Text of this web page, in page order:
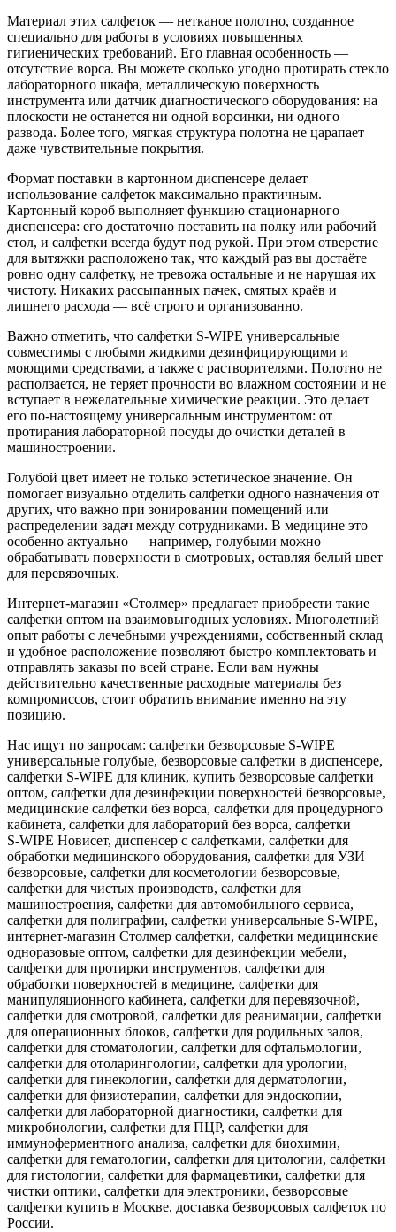
Материал этих салфеток — нетканое полотно, созданное
специально для работы в условиях повышенных
гигиенических требований. Его главная особенность —
отсутствие ворса. Вы можете сколько угодно протирать стекло
лабораторного шкафа, металлическую поверхность
инструмента или датчик диагностического оборудования: на
плоскости не останется ни одной ворсинки, ни одного
развода. Более того, мягкая структура полотна не царапает
даже чувствительные покрытия.
Формат поставки в картонном диспенсере делает
использование салфеток максимально практичным.
Картонный короб выполняет функцию стационарного
диспенсера: его достаточно поставить на полку или рабочий
стол, и салфетки всегда будут под рукой. При этом отверстие
для вытяжки расположено так, что каждый раз вы достаёте
ровно одну салфетку, не тревожа остальные и не нарушая их
чистоту. Никаких рассыпанных пачек, смятых краёв и
лишнего расхода — всё строго и организованно.
Важно отметить, что салфетки S‑WIPE универсальные
совместимы с любыми жидкими дезинфицирующими и
моющими средствами, а также с растворителями. Полотно не
расползается, не теряет прочности во влажном состоянии и не
вступает в нежелательные химические реакции. Это делает
его по-настоящему универсальным инструментом: от
протирания лабораторной посуды до очистки деталей в
машиностроении.
Голубой цвет имеет не только эстетическое значение. Он
помогает визуально отделить салфетки одного назначения от
других, что важно при зонировании помещений или
распределении задач между сотрудниками. В медицине это
особенно актуально — например, голубыми можно
обрабатывать поверхности в смотровых, оставляя белый цвет
для перевязочных.
Интернет‑магазин «Столмер» предлагает приобрести такие
салфетки оптом на взаимовыгодных условиях. Многолетний
опыт работы с лечебными учреждениями, собственный склад
и удобное расположение позволяют быстро комплектовать и
отправлять заказы по всей стране. Если вам нужны
действительно качественные расходные материалы без
компромиссов, стоит обратить внимание именно на эту
позицию.
Нас ищут по запросам: салфетки безворсовые S‑WIPE
универсальные голубые, безворсовые салфетки в диспенсере,
салфетки S‑WIPE для клиник, купить безворсовые салфетки
оптом, салфетки для дезинфекции поверхностей безворсовые,
медицинские салфетки без ворса, салфетки для процедурного
кабинета, салфетки для лабораторий без ворса, салфетки
S‑WIPE Новисет, диспенсер с салфетками, салфетки для
обработки медицинского оборудования, салфетки для УЗИ
безворсовые, салфетки для косметологии безворсовые,
салфетки для чистых производств, салфетки для
машиностроения, салфетки для автомобильного сервиса,
салфетки для полиграфии, салфетки универсальные S‑WIPE,
интернет‑магазин Столмер салфетки, салфетки медицинские
одноразовые оптом, салфетки для дезинфекции мебели,
салфетки для протирки инструментов, салфетки для
обработки поверхностей в медицине, салфетки для
манипуляционного кабинета, салфетки для перевязочной,
салфетки для смотровой, салфетки для реанимации, салфетки
для операционных блоков, салфетки для родильных залов,
салфетки для стоматологии, салфетки для офтальмологии,
салфетки для отоларингологии, салфетки для урологии,
салфетки для гинекологии, салфетки для дерматологии,
салфетки для физиотерапии, салфетки для эндоскопии,
салфетки для лабораторной диагностики, салфетки для
микробиологии, салфетки для ПЦР, салфетки для
иммуноферментного анализа, салфетки для биохимии,
салфетки для гематологии, салфетки для цитологии, салфетки
для гистологии, салфетки для фармацевтики, салфетки для
чистки оптики, салфетки для электроники, безворсовые
салфетки купить в Москве, доставка безворсовых салфеток по
России.